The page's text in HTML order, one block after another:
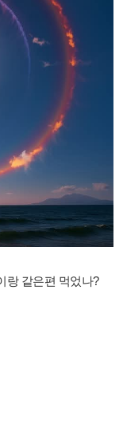
랑 같은편 먹었나?